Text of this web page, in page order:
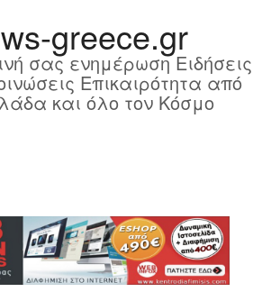
greece.gr
σας ενημέρωση Ειδήσεις
Επικαιρότητα από
και όλο τον Κόσμο